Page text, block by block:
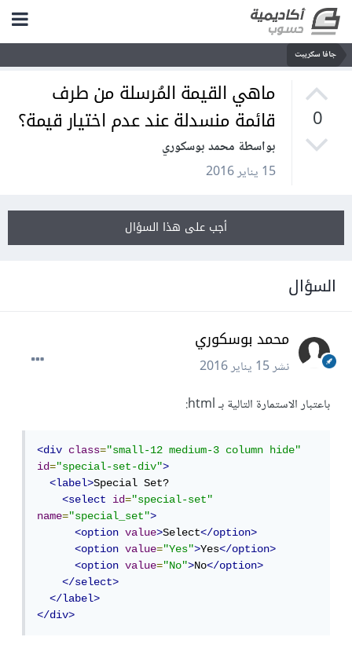
جافا سكريبت
0
ماهي القيمة المُرسلة من طرف
قائمة منسدلة عند عدم اختيار قيمة؟
بواسطة محمد بوسكوري
15 يناير 2016
أجب على هذا السؤال
السؤال
محمد بوسكوري
نشر15 يناير 2016
باعتبار الاستمارة التالية بـ html:
<div class="small-12 medium-3 column hide"
id="special-set-div">
<label>Special Set?
<select
id="special-set"
name="special_set">
<option
value>Select</option>
<option
value="Yes">Yes</option>
<option
value="No">No</option>
</select>
</label>
</div>